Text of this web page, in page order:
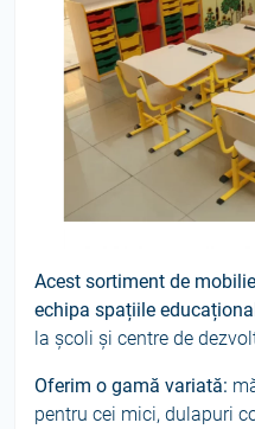
Acest sortiment de
echipa spațiile
la școli și centre de
Oferim o gamă variată:
pentru cei mici, dulapuri